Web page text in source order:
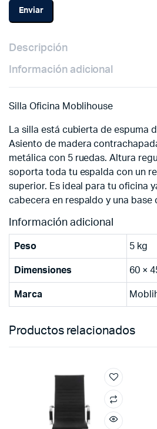
Descripción
Información adicional
Silla Oficina Moblihouse
La silla está cubierta de espuma
Asiento de madera
metálica con 5 ruedas. Altura
soporta toda tu espalda con un
superior. Es ideal para tu oficina
cabecera en respaldo y una base
Información adicional
Peso 5 kg
Dimensiones 60 ×
Marca
Productos relacionados